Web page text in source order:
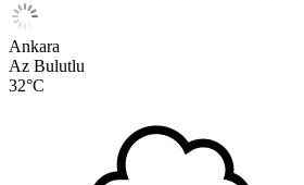
Ankara
Az Bulutlu
32°C